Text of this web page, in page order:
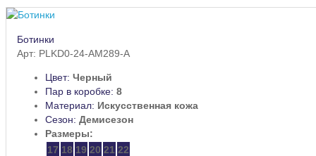
Ботинки
Арт: PLKD0-24-AM289-A
Цвет: Черный
Пар в коробке: 8
Материал: Искусственная кожа
Сезон: Демисезон
Размеры:
17 18 19 20 21 22